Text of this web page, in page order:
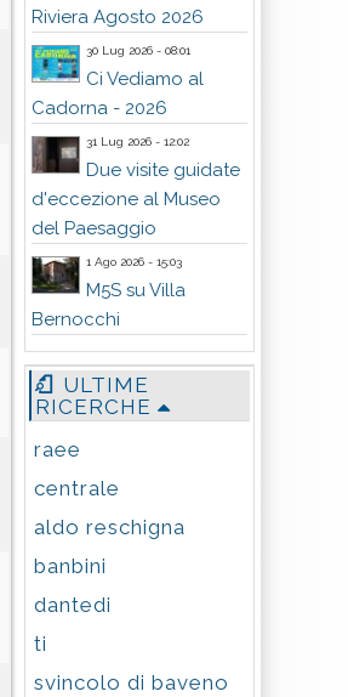
Riviera Agosto 2026
30 Lug 2026 - 08:01
Ci Vediamo al
Cadorna - 2026
31 Lug 2026 - 12:02
Due visite guidate
d'eccezione al Museo
del Paesaggio
1 Ago 2026 - 15:03
M5S su Villa
Bernocchi
ULTIME
RICERCHE
raee
centrale
aldo reschigna
banbini
dantedi
ti
svincolo di baveno